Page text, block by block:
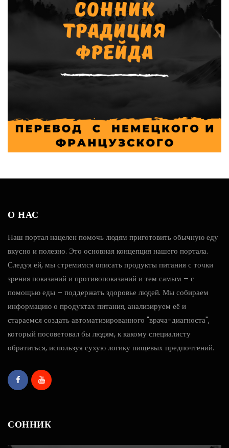
О НАС
Наш портал нацелен помочь людям приготовить обычную еду
вкусно и полезно. Это основная концепция нашего портала.
Следуя ей, мы стремимся описать продукты питания с точки
зрения показаний и противопоказаний и тем самым – с
помощью еды – поддержать здоровье людей. Мы собираем
информацию о продуктах питания, анализируем её и
стараемся создать автоматизированного "врача-диагноста",
который посоветовал бы людям, к какому специалисту
обратиться, используя сухую логику пищевых предпочтений.
СОННИК